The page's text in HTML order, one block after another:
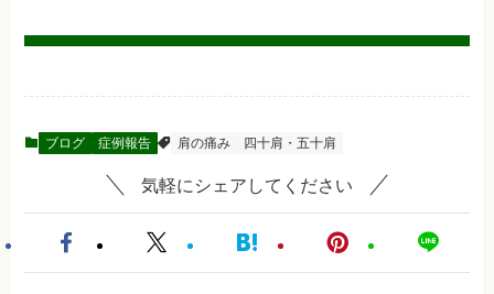
ブログ 症例報告 肩の痛み 四十肩・五十肩
気軽にシェアしてください